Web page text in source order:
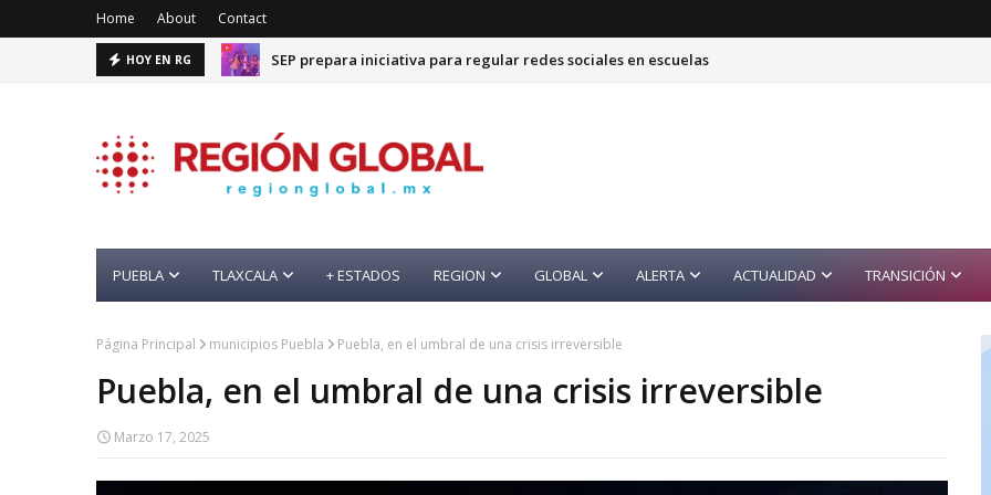
Home About Contact
HOY EN RG SEP prepara iniciativa para regular redes sociales en escuelas
PUEBLA TLAXCALA + ESTADOS REGION GLOBAL ALERTA ACTUALIDAD TRANSICIÓN
Página Principal municipios Puebla Puebla, en el umbral de una crisis irreversible
Puebla, en el umbral de una crisis irreversible
Marzo 17, 2025